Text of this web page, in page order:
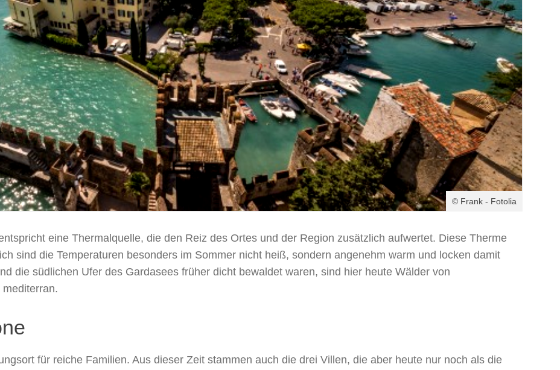
© Frank - Fotolia
eine Thermalquelle, die den Reiz des Ortes und der Region zusätzlich aufwertet. Diese Therme
sind die Temperaturen besonders im Sommer nicht heiß, sondern angenehm warm und locken damit
die südlichen Ufer des Gardasees früher dicht bewaldet waren, sind hier heute Wälder von
für reiche Familien. Aus dieser Zeit stammen auch die drei Villen, die aber heute nur noch als die